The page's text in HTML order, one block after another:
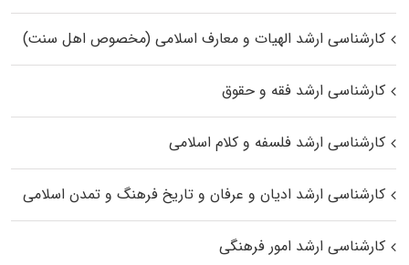
کارشناسی ارشد الهیات و معارف اسلامی (مخصوص اهل سنت)
کارشناسی ارشد فقه و حقوق
کارشناسی ارشد فلسفه و کلام اسلامی
کارشناسی ارشد ادیان و عرفان و تاریخ فرهنگ و تمدن اسلامی
کارشناسی ارشد امور فرهنگی